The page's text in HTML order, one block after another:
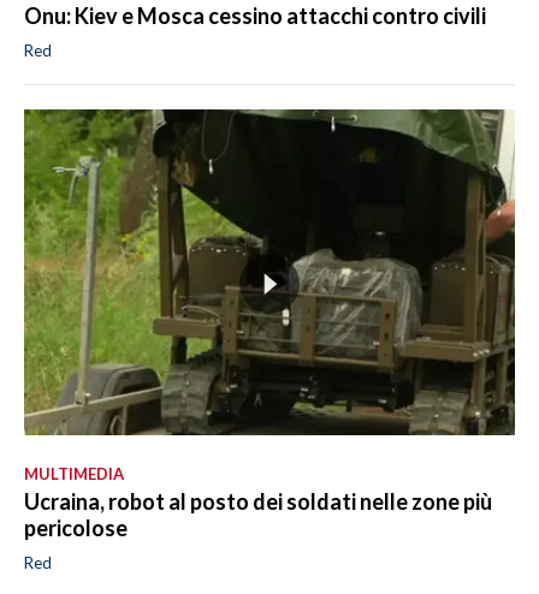
Onu: Kiev e Mosca cessino attacchi contro civili
Red
MULTIMEDIA
Ucraina, robot al posto dei soldati nelle zone più
pericolose
Red